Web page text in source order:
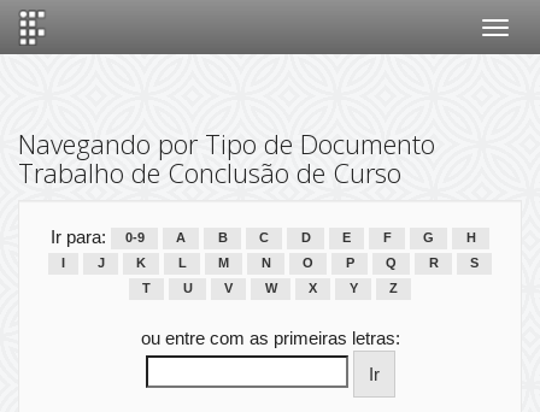
Navegando por Tipo de Documento
Trabalho de Conclusão de Curso
Ir para: 0-9 A B C D E F G
H
J K L M N O P Q R
S
T
U V W X Y Z
ou entre com as primeiras letras: